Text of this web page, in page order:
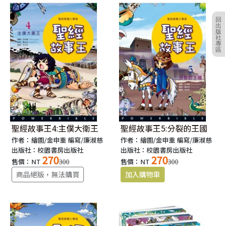
回
出
版
社
專
區
聖經故事王4:主僕大衛王
作者：繪圖/金申重 編寫/廉淑慈
出版社：校園書房出版社
售價：NT 270300
商品絕版，無法購買
聖經故事王5:分裂的王國
作者：繪圖/金申重 編寫/廉淑慈
出版社：校園書房出版社
售價：NT 270300